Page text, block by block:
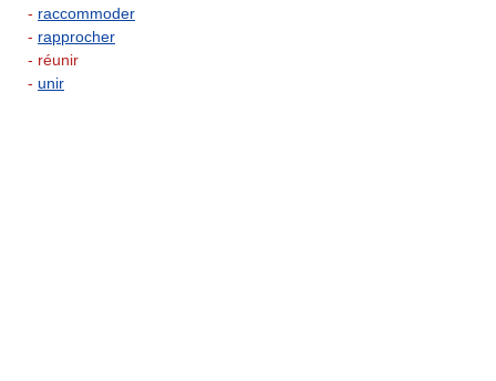
- raccommoder
- rapprocher
- réunir
- unir